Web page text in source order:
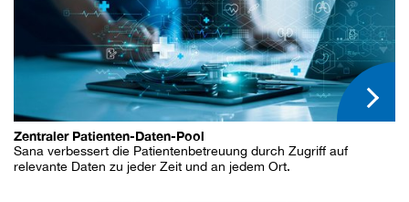
Zentraler Patienten-Daten-Pool
Sana verbessert die Patientenbetreuung durch Zugriff auf
relevante Daten zu jeder Zeit und an jedem Ort.